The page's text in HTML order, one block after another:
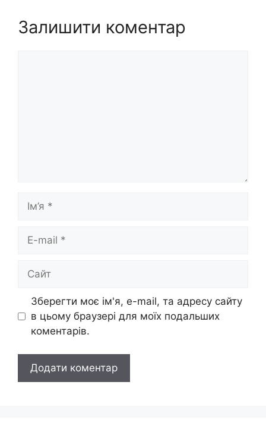
Залишити коментар
Ім’я
Сайт
Зберегти моє ім'я, e-mail, та адресу сайту
в цьому браузері для моїх подальших
коментарів.